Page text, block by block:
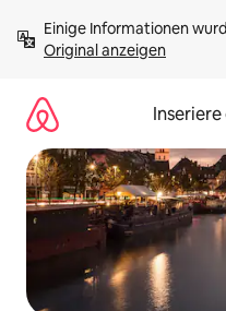
Inhalten
springenOriginal anzeigen